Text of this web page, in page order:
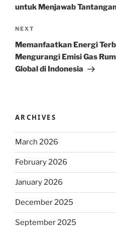
untuk Menjawab
Next
Post
NEXT
Memanfaatkan Energi
Mengurangi Emisi Gas
Global di Indonesia
ARCHIVES
March 2026
February 2026
January 2026
December 2025
September 2025